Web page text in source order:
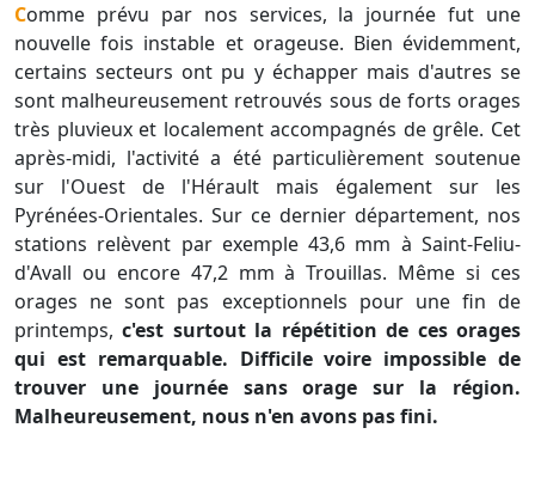
Comme prévu par nos services, la journée fut une
nouvelle fois instable et orageuse. Bien évidemment,
certains secteurs ont pu y échapper mais d'autres se
sont malheureusement retrouvés sous de forts orages
très pluvieux et localement accompagnés de grêle. Cet
après-midi, l'activité a été particulièrement soutenue
sur l'Ouest de l'Hérault mais également sur les
Pyrénées-Orientales. Sur ce dernier département, nos
stations relèvent par exemple 43,6 mm à Saint-Feliu-
d'Avall ou encore 47,2 mm à Trouillas. Même si ces
orages ne sont pas exceptionnels pour une fin de
printemps, c'est surtout la répétition de ces orages
qui est remarquable. Difficile voire impossible de
trouver une journée sans orage sur la région.
Malheureusement, nous n'en avons pas fini.